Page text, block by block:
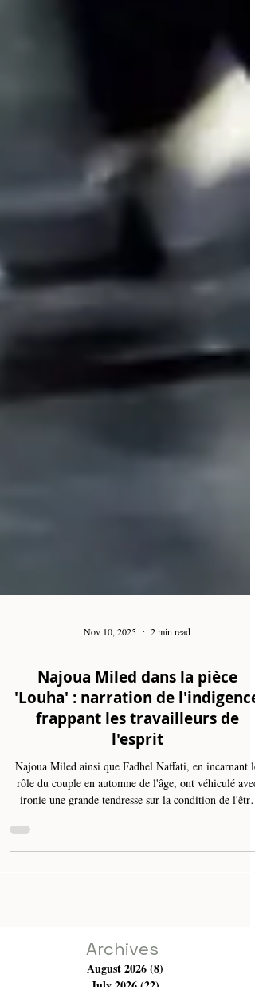
Nov 10, 2025 2 min read
Najoua Miled dans la pièce
'Louha' : narration de l'indigence
frappant les travailleurs de
l'esprit
rôle du couple en automne de l'âge, ont véhiculé avec
ironie une grande tendresse sur la condition de l'être
romantisme et lyrisme que son humour très r